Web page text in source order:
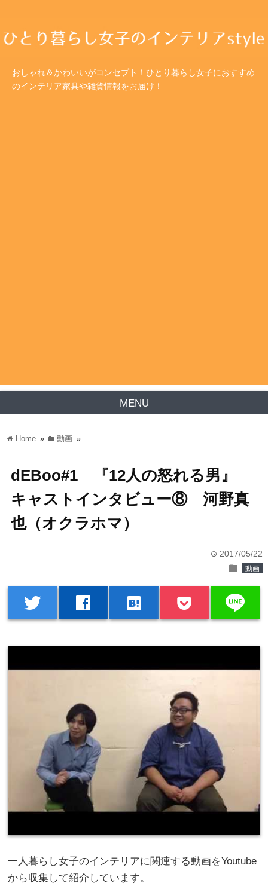
おしゃれ＆かわいいがコンセプト！ひとり暮らし女子におすすめ
のインテリア家具や雑貨情報をお届け！
MENU
home Home » folder動画 »
dEBoo#1 『12人の怒れる男』
キャストインタビュー⑧ 河野真
也（オクラホマ）
time 2017/05/22
folder 動画
twitter facebook hatenabookmark line
一人暮らし女子のインテリアに関連する動画をYoutube
から収集して紹介しています。